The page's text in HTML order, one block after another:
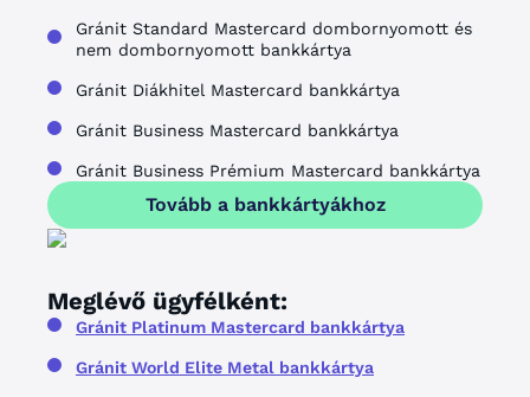
Gránit Standard Mastercard dombornyomott és
nem dombornyomott bankkártya
Gránit Diákhitel Mastercard bankkártya
Gránit Business Mastercard bankkártya
Gránit Business Prémium Mastercard bankkártya
Tovább a bankkártyákhoz
Meglévő ügyfélként:
Gránit Platinum Mastercard bankkártya
Gránit World Elite Metal bankkártya